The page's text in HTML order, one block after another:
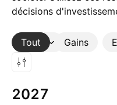
décisions
Tout Gains
Plus
2027